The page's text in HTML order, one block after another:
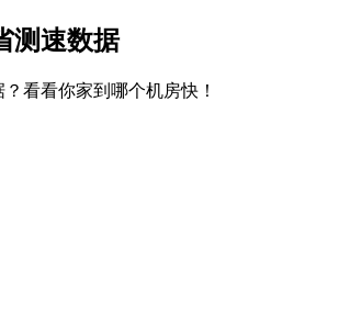
测速数据
看看你家到哪个机房快！